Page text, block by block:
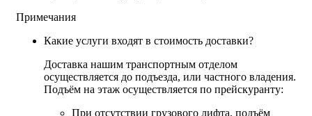
Примечания
Какие услуги входят в стоимость доставки?
Доставка нашим транспортным отделом
осуществляется до подъезда, или частного владения.
Подъём на этаж осуществляется по прейскуранту:
При отсутствии грузового лифта, подъём